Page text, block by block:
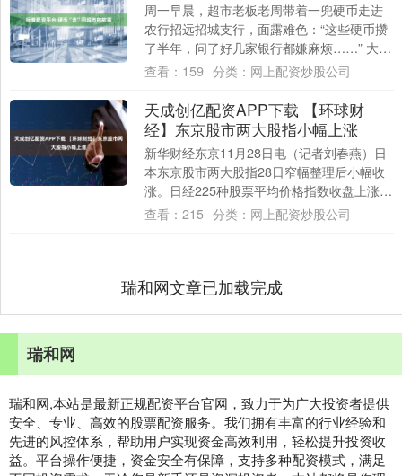
周一早晨，超市老板老周带着一兜硬币走进
农行招远招城支行，面露难色：“这些硬币攒
了半年，问了好几家银行都嫌麻烦……” 大堂
经理小刘迎上前，袋子打开是堆积如山的硬
查看： 159 分类： 网上配资炒股公司
天成创亿配资APP下载 【环球财
经】东京股市两大股指小幅上涨
新华财经东京11月28日电（记者刘春燕）日
本东京股市两大股指28日窄幅整理后小幅收
涨。日经225种股票平均价格指数收盘上涨
0.17%，东京证券交易所股票价格指数....
查看： 215 分类： 网上配资炒股公司
瑞和网文章已加载完成
瑞和网
瑞和网,本站是最新正规配资平台官网，致力于为广大投资者提供
安全、专业、高效的股票配资服务。我们拥有丰富的行业经验和
先进的风控体系，帮助用户实现资金高效利用，轻松提升投资收
益。平台操作便捷，资金安全有保障，支持多种配资模式，满足